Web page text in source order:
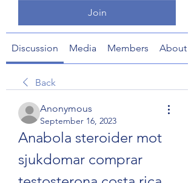
Join
Discussion Media Members About
Back
Anonymous
September 16, 2023
Anabola steroider mot
sjukdomar comprar